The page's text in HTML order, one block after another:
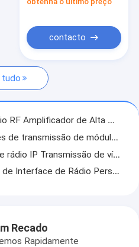
fio
contacto
tudo
de Alta Potência BiDirecional
de módulos de rádio digitais Arduino
de vídeo HD de longa distância
de Rádio Personalizado sem fio
Cofdm Hopping Digital Radio Module
Baixa latência, Baixo Custo, Vídeo HD e Transmissão de Dados à Distância, Data Link Multicanal
Recado
Rapidamente